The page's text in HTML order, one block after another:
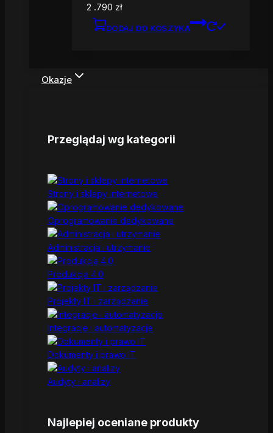
2 .790 zł
DODAJ DO KOSZYKA
Okazje
Przeglądaj wg kategorii
Strony i sklepy internetowe
Oprogramowanie dedykowane
Administracja i utrzymanie
Produkcja 4.0
Projekty IT i zarządzanie
Integracje i automatyzacje
Dokumenty i prawo IT
Audyty i analizy
Najlepiej oceniane produkty